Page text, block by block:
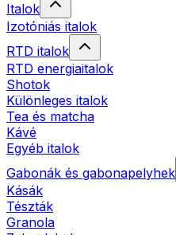
Italok
Izotóniás italok
RTD italok
RTD energiaitalok
Shotok
Különleges italok
Tea és matcha
Kávé
Egyéb italok
Gabonák és gabonapelyhek
Kásák
Tészták
Granola